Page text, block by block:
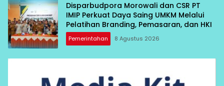
Disparbudpora Morowali dan CSR PT
IMIP Perkuat Daya Saing UMKM Melalui
Pelatihan Branding, Pemasaran, dan HKI
Pemerintahan 8 Agustus 2026